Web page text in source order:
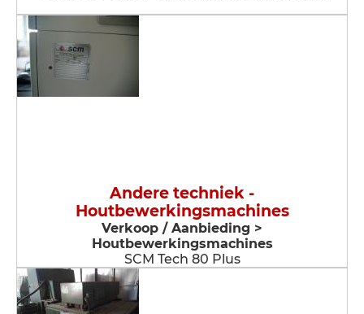
Andere techniek -
Houtbewerkingsmachines
Verkoop / Aanbieding >
Houtbewerkingsmachines
SCM Tech 80 Plus